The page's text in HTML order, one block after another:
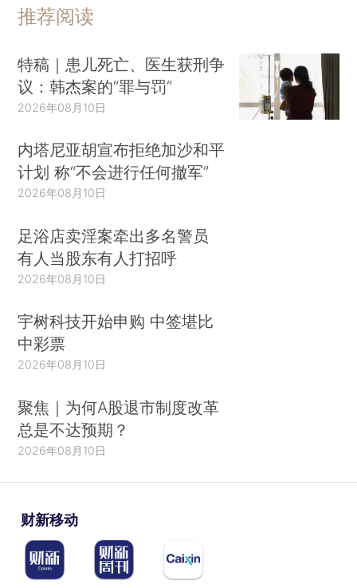
推荐阅读
特稿｜患儿死亡、医生获刑争
议：韩杰案的“罪与罚”
2026年08月10日
内塔尼亚胡宣布拒绝加沙和平
计划 称“不会进行任何撤军”
2026年08月10日
足浴店卖淫案牵出多名警员
有人当股东有人打招呼
2026年08月10日
宇树科技开始申购 中签堪比
中彩票
2026年08月10日
聚焦｜为何A股退市制度改革
总是不达预期？
2026年08月10日
财新移动